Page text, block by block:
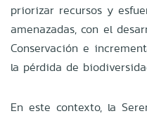
priorizar recursos y
amenazadas, con el
Conservación e
la pérdida de
En este contexto, la